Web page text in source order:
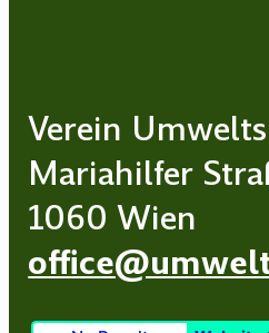
Verein
Mariahilfer
1060 Wien